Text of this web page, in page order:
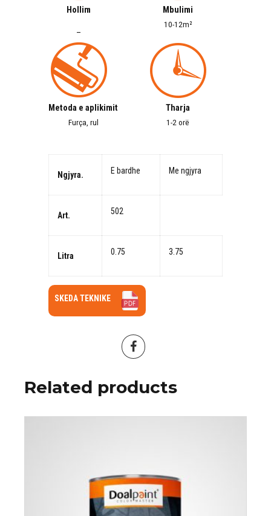
Hollim
–
Mbulimi
10-12m²
Metoda e aplikimit
Furça, rul
Tharja
1-2 orë
Ngjyra. E bardhe Me ngjyra
Art. 502
Litra 0.75 3.75
SKEDA TEKNIKE
Related products